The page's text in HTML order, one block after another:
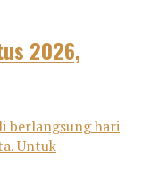
2026,
berlangsung hari
Untuk